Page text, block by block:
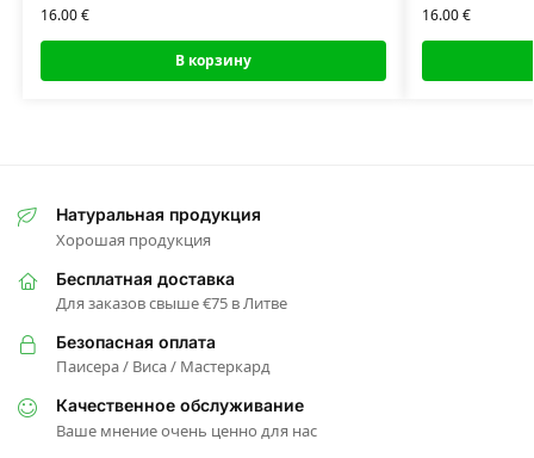
16.00€
В корзину
16.00€
Натуральная продукция
Хорошая продукция
Бесплатная доставка
Для заказов свыше €75 в Литве
Безопасная оплата
Паисера / Виса / Мастеркард
Качественное обслуживание
Ваше мнение очень ценно для нас